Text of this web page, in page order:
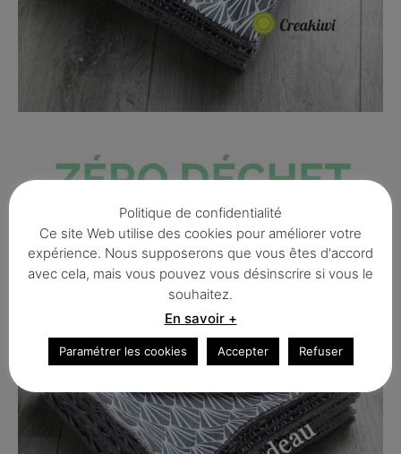
Politique de confidentialité
Ce site Web utilise des cookies pour améliorer votre
expérience. Nous supposerons que vous êtes d'accord
avec cela, mais vous pouvez vous désinscrire si vous le
souhaitez.
En savoir +
Paramétrer les cookies Accepter Refuser